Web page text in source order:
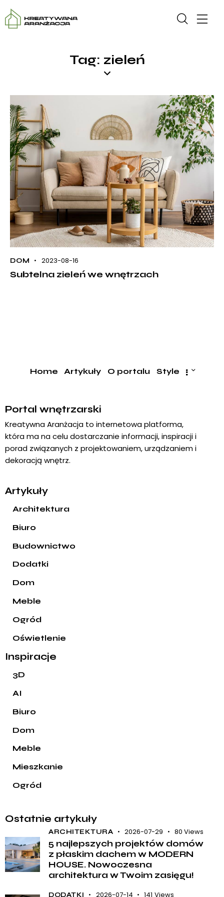
Tag: zieleń
DOM 2023-08-16
Subtelna zieleń we wnętrzach
Home Artykuły O portalu Style
Portal wnętrzarski
Kreatywna Aranżacja to internetowa platforma,
która ma na celu dostarczanie informacji, inspiracji i
porad związanych z projektowaniem, urządzaniem i
dekoracją wnętrz.
Artykuły
Architektura
Biuro
Budownictwo
Dodatki
Dom
Meble
Ogród
Oświetlenie
Inspiracje
3D
AI
Biuro
Dom
Meble
Mieszkanie
Ogród
Ostatnie artykuły
ARCHITEKTURA 2026-07-29 80 Views
5 najlepszych projektów domów
z płaskim dachem w MODERN
HOUSE. Nowoczesna
architektura w Twoim zasięgu!
DODATKI 2026-07-14 141 Views